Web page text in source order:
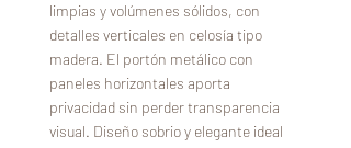
limpias y volúmenes sólidos, con
detalles verticales en celosía tipo
madera. El portón metálico con
paneles horizontales aporta
privacidad sin perder transparencia
visual. Diseño sobrio y elegante ideal